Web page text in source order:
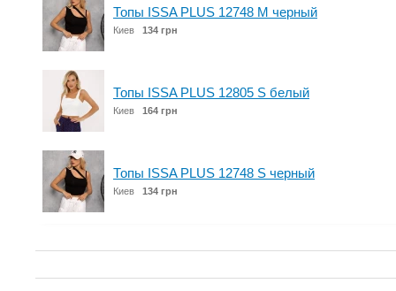
Топы ISSA PLUS 12748 M черный
Киев 134 грн
Топы ISSA PLUS 12805 S белый
Киев 164 грн
Топы ISSA PLUS 12748 S черный
Киев 134 грн